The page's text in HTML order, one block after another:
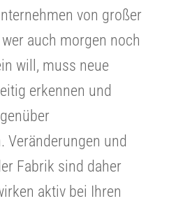
von großer
auch morgen noch
will, muss neue
erkennen und
Veränderungen und
Fabrik sind daher
aktiv bei Ihren